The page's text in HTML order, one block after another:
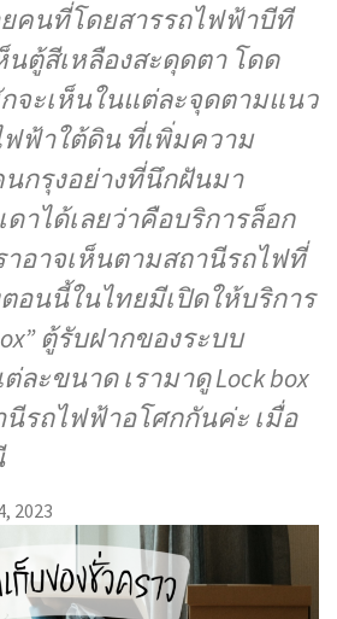
คนที่โดยสารรถไฟฟ้าบีที
นตู้สีเหลืองสะดุดตา โดด
กจะเห็นในแต่ละจุดตามแนว
ฟ้าใต้ดิน ที่เพิ่มความ
กรุงอย่างที่นึกฝันมา
าได้เลยว่าคือบริการล็อก
าอาจเห็นตามสถานีรถไฟที่
อนนี้ในไทยมีเปิดให้บริการ
ตู้รับฝากของระบบ
ะขนาด เรามาดู Lock box
รถไฟฟ้าอโศกกันค่ะ เมื่อ
2023